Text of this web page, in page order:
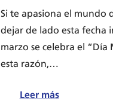
Si te apasiona el mundo
dejar de lado esta fecha
marzo se celebra el
esta razón,…
Leer más: